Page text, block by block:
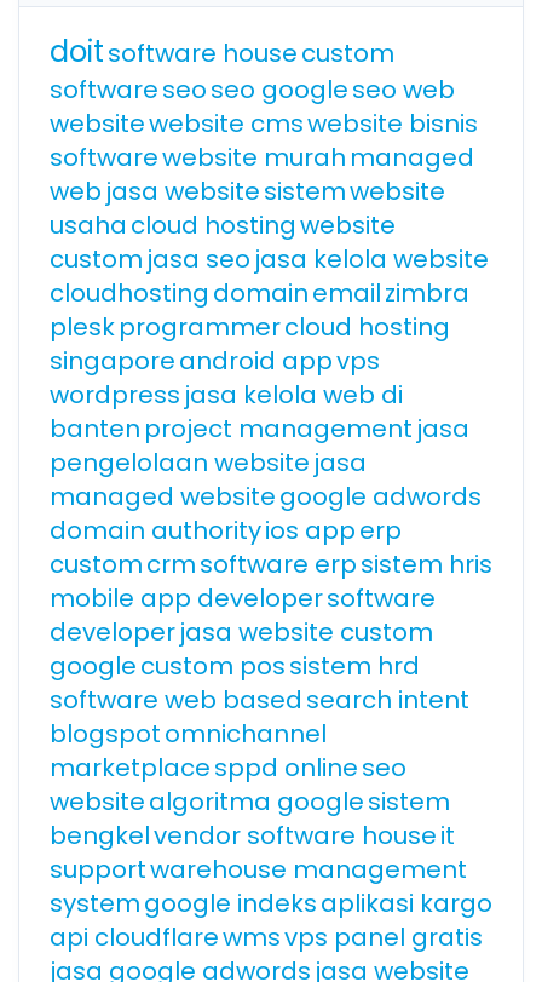
doitsoftware housecustom
softwareseoseo googleseo web
websitewebsite cmswebsite bisnis
softwarewebsite murah managed
web jasa websitesistemwebsite
usaha cloud hostingwebsite
custom jasa seo jasa kelola website
cloudhosting domainemailzimbra
pleskprogrammercloud hosting
singaporeandroid appvps
wordpress jasa kelola web di
banten project management jasa
pengelolaan website jasa
managed websitegoogle adwords
domain authorityios apperp
customcrmsoftware erpsistem hris
mobile app developersoftware
developerjasa website custom
googlecustom possistem hrd
software web based search intent
blogspotomnichannel
marketplacesppd onlineseo
websitealgoritma googlesistem
bengkelvendor software houseit
supportwarehouse management
systemgoogle indeksaplikasi kargo
api cloudflarewmsvps panel gratis
jasa google adwords jasa website